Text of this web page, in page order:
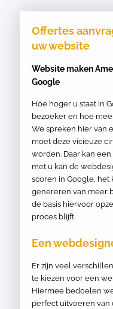
Offertes
uw website
Website maken
Google
Hoe hoger u staat in
bezoeker en hoe
We spreken hier van
moet deze vicieuze
worden. Daar kan
met u kan de
scoren in Google,
genereren van meer
de basis hiervoor
proces blijft.
Een
Er zijn veel
te kiezen voor een
Hiermee bedoelen
perfect uitvoeren van